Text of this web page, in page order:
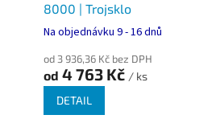
8000 | Trojsklo
Na objednávku 9 - 16 dnů
od 3 936,36 Kč bez DPH
od 4 763 Kč / ks
DETAIL